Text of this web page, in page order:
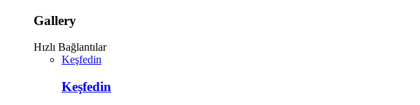
Gallery
Hızlı Bağlantılar
Keşfedin
Keşfedin